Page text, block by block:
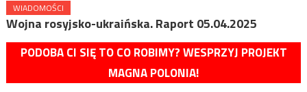
WIADOMOŚCI
Wojna rosyjsko-ukraińska. Raport 05.04.2025
PODOBA CI SIĘ TO CO ROBIMY? WESPRZYJ PROJEKT
MAGNA POLONIA!